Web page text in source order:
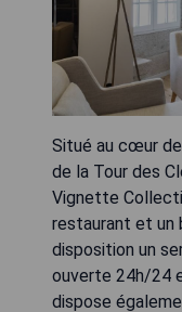
Situé au cœur
de la Tour des
Vignette
restaurant et un
disposition un
ouverte 24h/24
dispose